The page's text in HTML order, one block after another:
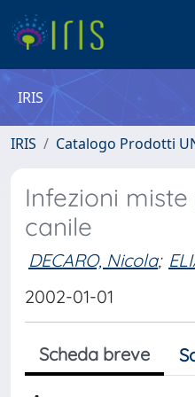
IRIS
IRIS Catalogo Prodotti
Infezioni
canile
DECARO, Nicola;
2002-01-01
Scheda breve